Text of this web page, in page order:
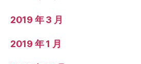
2019 年 3 月
2019 年 1 月